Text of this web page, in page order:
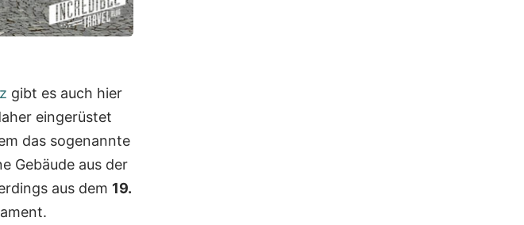
gibt es auch hier
eingerüstet
das sogenannte
Gebäude aus der
aus dem 19.